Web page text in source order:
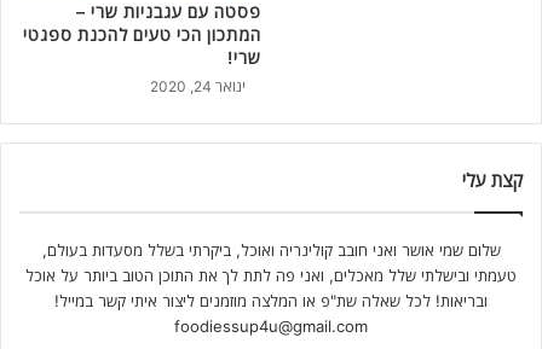
פסטה עם עגבניות שרי –
המתכון הכי טעים להכנת ספגטי
שרי!
ינואר 24, 2020
קצת עלי
שלום שמי אושר ואני חובב קולינריה ואוכל, ביקרתי בשלל מסעדות בעולם,
טעמתי ובישלתי שלל מאכלים, ואני פה לתת לך את התוכן הטוב ביותר על אוכל
ובריאות! לכל שאלה שת"פ או המלצה מוזמנים ליצור איתי קשר במייל!
foodiessup4u@gmail.com